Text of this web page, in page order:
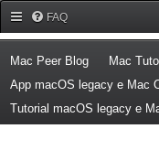
FAQ
Mac Peer Blog(Opens a new
Mac
App macOS legacy e Mac
Tutorial macOS legacy e